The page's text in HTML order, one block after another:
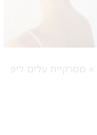
» מסרקיית עלים ליפ